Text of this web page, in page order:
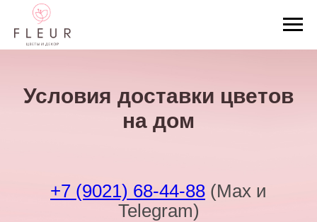
Условия доставки цветов
на дом
+7 (9021) 68-44-88 (Max и
Telegram)